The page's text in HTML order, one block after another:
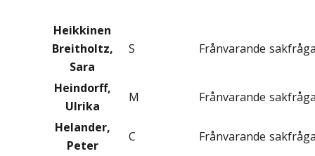
Heikkinen
Breitholtz,
Sara
S Frånvarande
Heindorff,
Ulrika
M Frånvarande
Helander,
Peter
C Frånvarande